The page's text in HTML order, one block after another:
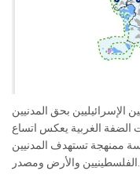
الإسرائيليين بحق المدنيين
الضفة الغربية يعكس اتساع
ممنهجة تستهدف المدنيين